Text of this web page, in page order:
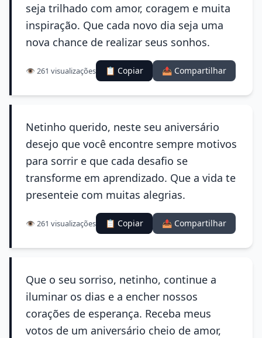
seja trilhado com amor, coragem e muita
inspiração. Que cada novo dia seja uma
nova chance de realizar seus sonhos.
👁️ 261 visualizações 📋 Copiar 📤 Compartilhar
Netinho querido, neste seu aniversário
desejo que você encontre sempre motivos
para sorrir e que cada desafio se
transforme em aprendizado. Que a vida te
presenteie com muitas alegrias.
👁️ 261 visualizações 📋 Copiar 📤 Compartilhar
Que o seu sorriso, netinho, continue a
iluminar os dias e a encher nossos
corações de esperança. Receba meus
votos de um aniversário cheio de amor,